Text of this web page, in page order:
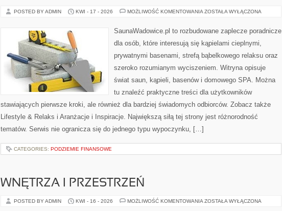
POSTED BY ADMIN KWI - 17 - 2026 MOŻLIWOŚĆ KOMENTOWANIA JACUZZI
ZOSTAŁA WYŁĄCZONA
SaunaWadowice.pl to rozbudowane zaplecze poradnicze
dla osób, które interesują się kąpielami cieplnymi,
prywatnymi basenami, strefą bąbelkowego relaksu oraz
szeroko rozumianym wyciszeniem. Witryna opisuje
świat saun, kąpieli, basenów i domowego SPA. Można
tu znaleźć praktyczne treści dla użytkowników
stawiających pierwsze kroki, ale również dla bardziej świadomych odbiorców. Zobacz także
Lifestyle & Relaks i Aranżacje i Inspiracje. Największą siłą tej strony jest różnorodność
tematów. Serwis nie ogranicza się do jednego typu wypoczynku, […]
CATEGORIES: PODZIEMIE FINANSOWE
WNĘTRZA I PRZESTRZEŃ
POSTED BY ADMIN KWI - 16 - 2026 MOŻLIWOŚĆ KOMENTOWANIA WNĘTRZA
ZOSTAŁA WYŁĄCZONA